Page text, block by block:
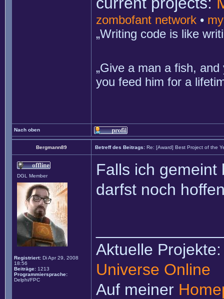
zombofant network •
„Writing code is like
„Give a man a fish,
you feed him for a
Nach oben
Bergmann89 Betreff des Beitrags: Re: [Award] Best Project of the
DGL Member
Registriert: Di Apr 29, 2008
18:56
Beiträge: 1213
Programmiersprache:
Delphi/FPC
Falls ich gemeint
darfst noch
Aktuelle
Universe Online
Auf meiner